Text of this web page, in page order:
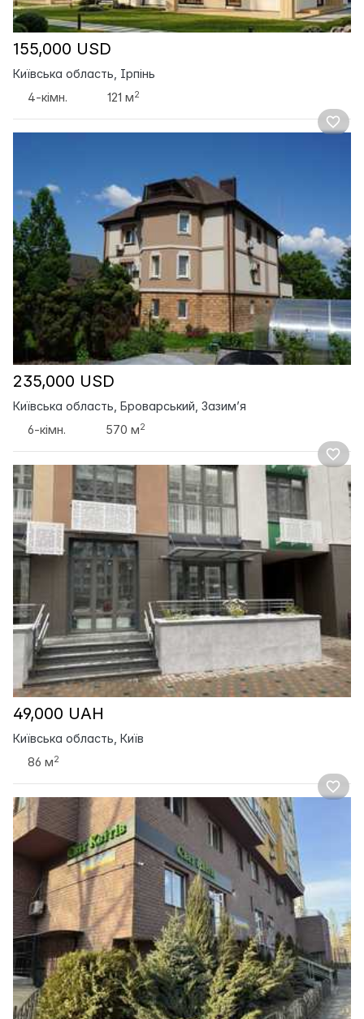
155,000 USD
Київська область, Ірпінь
4-кімн.
121 м2
235,000 USD
Київська область, Броварський, Зазим’я
6-кімн.
570 м2
49,000 UAH
Київська область, Київ
86 м2